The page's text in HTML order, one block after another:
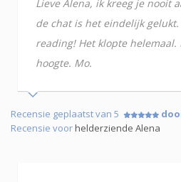
Lieve Alena, ik kreeg je nooit
de chat is het eindelijk
reading! Het klopte helemaal.
hoogte. Mo.
Recensie geplaatst van 5
Recensie voorhelderziende Alena